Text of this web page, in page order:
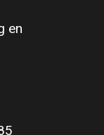
en